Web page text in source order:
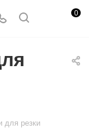
0
для резки